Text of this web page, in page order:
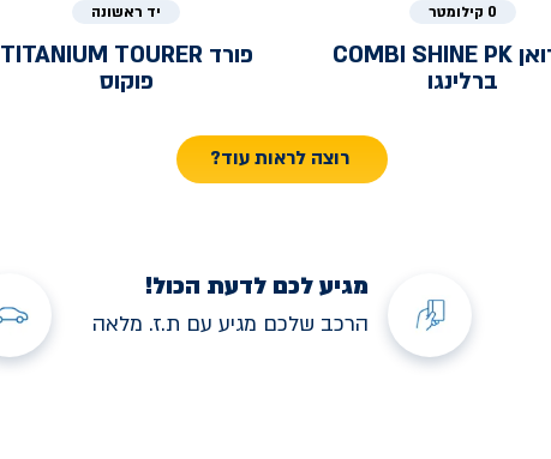
0 קילומטר
COMBI SHINE PK
ברלינגו
יד ראשונה
פורד TITANIUM TOURER
פוקוס
רוצה לראות עוד?
מגיע לכם לדעת הכול!
הרכב שלכם מגיע עם ת.ז. מלאה